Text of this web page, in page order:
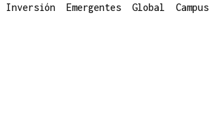
Inversión Emergentes Global Campus